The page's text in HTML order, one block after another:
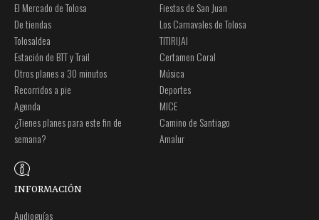
El Mercado de Tolosa
De tiendas
Tolosaldea
Estación de BTT y Trail
Otros planes a 30 minutos
Recorridos a pie
Agenda
¿Tienes planes para este fin de
semana?
Fiestas de San Juan
Los Carnavales de Tolosa
TITIRIJAI
Certamen Coral
Música
Deportes
MICE
Camino de Santiago
Amalur
INFORMACIÓN
Audioguías